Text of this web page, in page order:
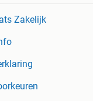
Zakelijk